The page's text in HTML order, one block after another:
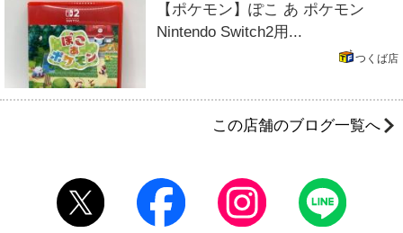
【ポケモン】ぽこ あ ポケモン
Nintendo Switch2用...
つくば店
この店舗のブログ一覧へ